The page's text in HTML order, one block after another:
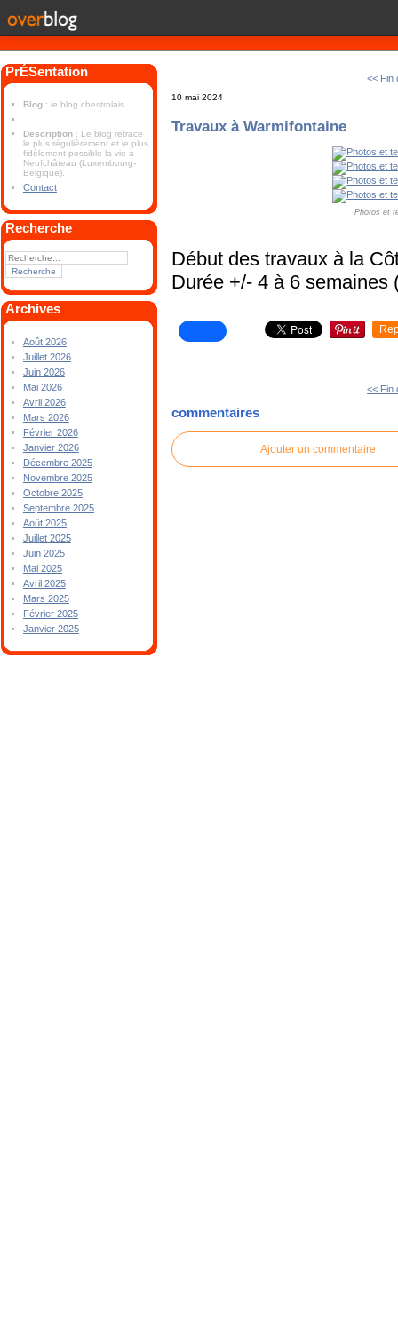
PrÉSentation
Blog : le blog chestrolais
Description : Le blog retrace
le plus régulièrement et le plus
fidèlement possible la vie à
Neufchâteau (Luxembourg-
Belgique).
Contact
Recherche
Archives
Août 2026
Juillet 2026
Juin 2026
Mai 2026
Avril 2026
Mars 2026
Février 2026
Janvier 2026
Décembre 2025
Novembre 2025
Octobre 2025
Septembre 2025
Août 2025
Juillet 2025
Juin 2025
Mai 2025
Avril 2025
Mars 2025
Février 2025
Janvier 2025
<< Fin
10 mai 2024
Travaux à Warmifontaine
Photos et
Début des travaux à la
Durée +/- 4 à 6 semaines
<< Fin
commentaires
Ajouter un commentaire